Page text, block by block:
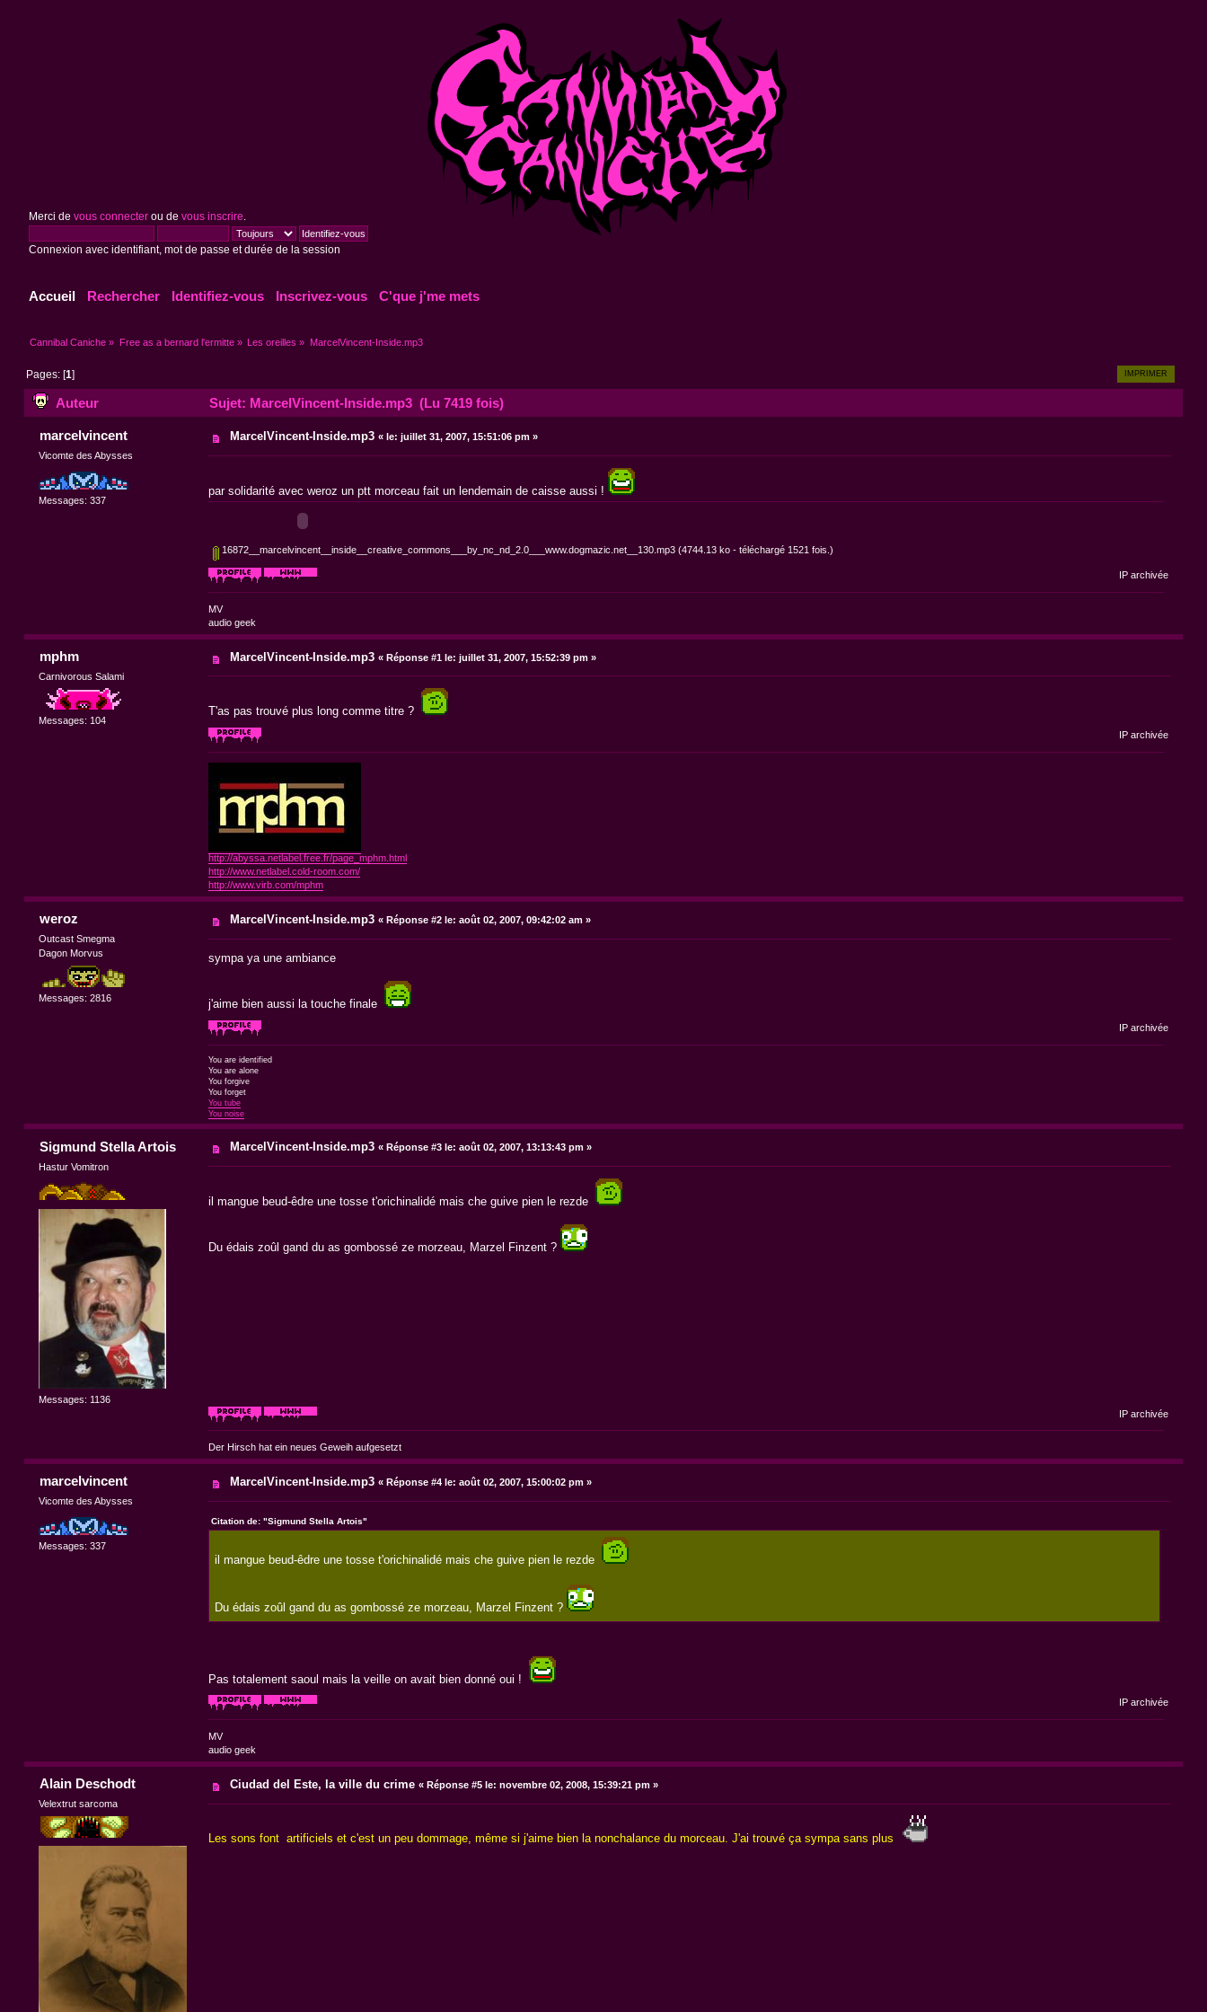
Merci de vous connecterou de vous inscrire
Connexion avec identifiant, mot de passe et durée de la session
Accueil Rechercher Identifiez-vous Inscrivez-vous C'que j'me mets
Cannibal Caniche » Free as a bernard l'ermitte» Les oreilles » MarcelVincent-Inside.mp3
IMPRIMER
Pages: [1]
Auteur Sujet: MarcelVincent-Inside.mp3 (Lu 7419 fois)
marcelvincent
Vicomte des Abysses
Messages: 337
MarcelVincent-Inside.mp3 « le: juillet 31, 2007, 15:51:06 pm »
par solidarité avec weroz un ptt morceau fait un lendemain de caisse aussi !
16872__marcelvincent__inside__creative_commons___by_nc_nd_2.0___www.dogmazic.net__130.mp3(4744.13 ko - téléchargé 1521 fois.)
IP archivée
MV
audio geek
mphm
Carnivorous Salami
Messages: 104
MarcelVincent-Inside.mp3 « Réponse #1 le: juillet 31, 2007, 15:52:39 pm »
T'as pas trouvé plus long comme titre ?
IP archivée
http://abyssa.netlabel.free.fr/page_mphm.html
http://www.netlabel.cold-room.com/
http://www.virb.com/mphm
weroz
Outcast Smegma
Dagon Morvus
Messages: 2816
MarcelVincent-Inside.mp3 « Réponse #2 le: août 02, 2007, 09:42:02 am »
sympa ya une ambiance
j'aime bien aussi la touche finale
IP archivée
You are identified
You are alone
You forgive
You forget
You tube
You noise
Sigmund Stella Artois
Hastur Vomitron
Messages: 1136
MarcelVincent-Inside.mp3 « Réponse #3 le: août 02, 2007, 13:13:43 pm »
il mangue beud-êdre une tosse t'orichinalidé mais che guive pien le rezde
Du édais zoûl gand du as gombossé ze morzeau, Marzel Finzent ?
IP archivée
Der Hirsch hat ein neues Geweih aufgesetzt
marcelvincent
Vicomte des Abysses
Messages: 337
MarcelVincent-Inside.mp3 « Réponse #4 le: août 02, 2007, 15:00:02 pm »
Citation de: "Sigmund Stella Artois"
il mangue beud-êdre une tosse t'orichinalidé mais che guive pien le rezde
Du édais zoûl gand du as gombossé ze morzeau, Marzel Finzent ?
Pas totalement saoul mais la veille on avait bien donné oui !
IP archivée
MV
audio geek
Alain Deschodt
Velextrut sarcoma
Ciudad del Este, la ville du crime « Réponse #5 le: novembre 02, 2008, 15:39:21 pm »
Les sons font artificiels et c'est un peu dommage, même si j'aime bien la nonchalance du morceau. J'ai trouvé ça sympa sans plus